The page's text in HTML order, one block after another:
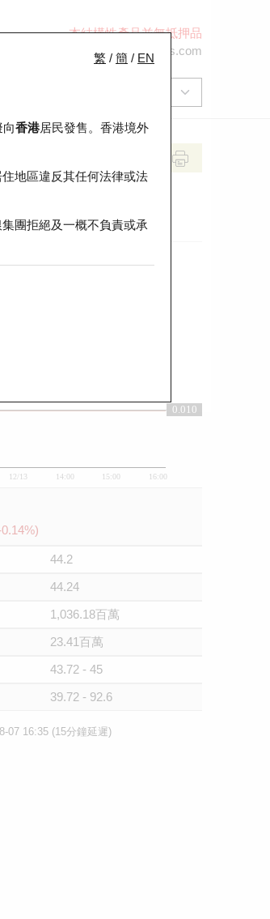
本結構性產品並無抵押品
ol-hkwarrants@ubs.com
繁 / 簡 / EN
香港居民發售。香港境外
地區違反其任何法律或法
團拒絕及一概不負責或承
12/13 14:00 15:00 16:00
0.01
0.010
44.2
44.24
1,036.18百萬
23.41百萬
43.72 - 45
39.72 - 92.6
07 16:35 (15分鐘延遲)